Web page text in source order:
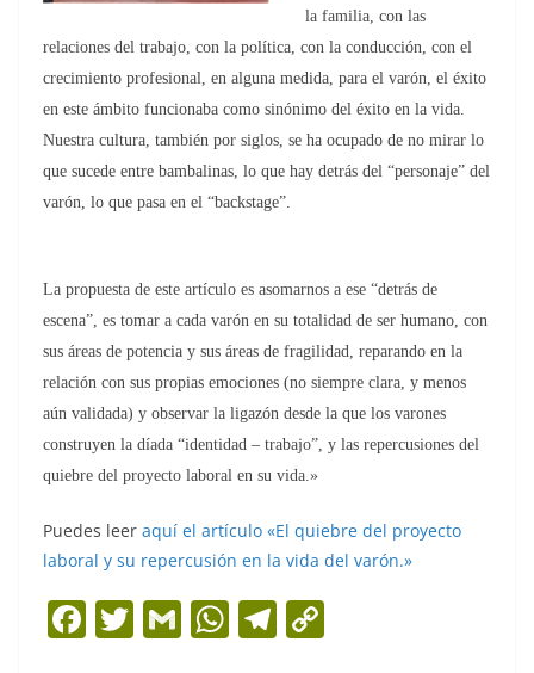
la familia, con las
relaciones del trabajo, con la política, con la conducción, con el
crecimiento profesional, en alguna medida, para el varón, el éxito
en este ámbito funcionaba como sinónimo del éxito en la vida.
Nuestra cultura, también por siglos, se ha ocupado de no mirar lo
que sucede entre bambalinas, lo que hay detrás del “personaje” del
varón, lo que pasa en el “backstage”.
La propuesta de este artículo es asomarnos a ese “detrás de
escena”, es tomar a cada varón en su totalidad de ser humano, con
sus áreas de potencia y sus áreas de fragilidad, reparando en la
relación con sus propias emociones (no siempre clara, y menos
aún validada) y observar la ligazón desde la que los varones
construyen la díada “identidad – trabajo”, y las repercusiones del
quiebre del proyecto laboral en su vida.»
Puedes leer aquí el artículo «El quiebre del proyecto
laboral y su repercusión en la vida del varón.»
F T G W T